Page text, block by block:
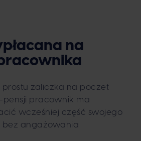
na
prostu zaliczka na poczet
pensji pracownik ma
wcześniej część swojego
angażowania